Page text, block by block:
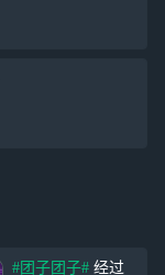
#团子团子# 经过